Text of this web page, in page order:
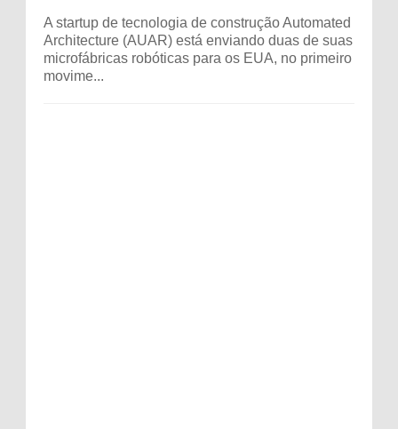
A startup de tecnologia de construção Automated
Architecture (AUAR) está enviando duas de suas
microfábricas robóticas para os EUA, no primeiro
movime...